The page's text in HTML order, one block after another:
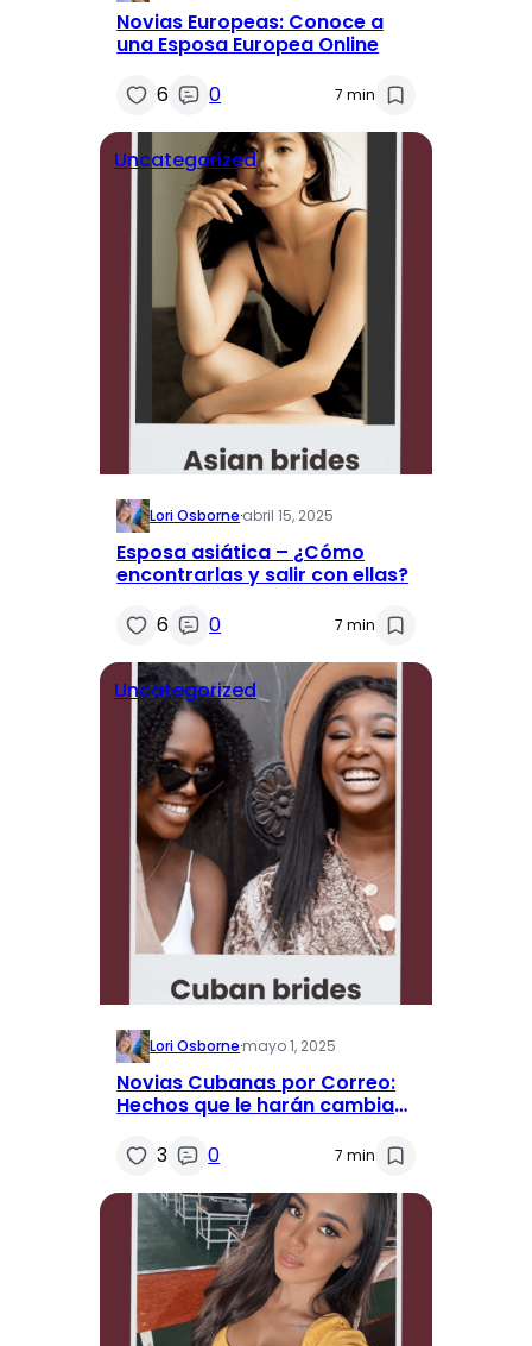
Novias Europeas: Conoce a
una Esposa Europea Online
6
0 7 min
Uncategorized
Lori Osborne·abril 15, 2025
Esposa asiática – ¿Cómo
encontrarlas y salir con ellas?
6
0 7 min
Uncategorized
Lori Osborne·mayo 1, 2025
Novias Cubanas por Correo:
Hechos que le harán cambiar
3
0 7 min